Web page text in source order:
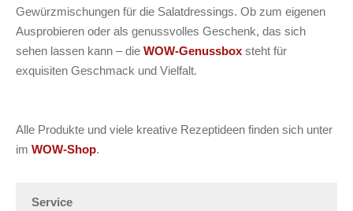
Gewürzmischungen für die Salatdressings. Ob zum eigenen
Ausprobieren oder als genussvolles Geschenk, das sich
sehen lassen kann – die WOW-Genussbox steht für
exquisiten Geschmack und Vielfalt.
Alle Produkte und viele kreative Rezeptideen finden sich unter
im WOW-Shop.
Service